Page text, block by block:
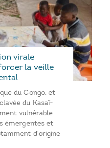
virale
la veille
du Congo, et
du Kasaï-
vulnérable
émergentes et
d’origine